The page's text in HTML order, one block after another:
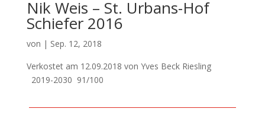
Nik Weis – St. Urbans-Hof
Schiefer 2016
von | Sep. 12, 2018
Verkostet am 12.09.2018 von Yves Beck Riesling
2019-2030 91/100